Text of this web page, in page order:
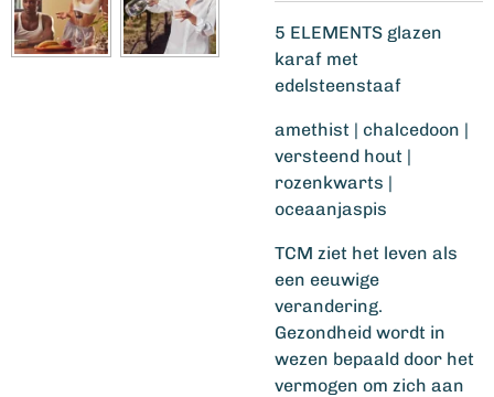
5 ELEMENTS glazen
karaf met
edelsteenstaaf
amethist | chalcedoon |
versteend hout |
rozenkwarts |
oceaanjaspis
TCM ziet het leven als
een eeuwige
verandering.
Gezondheid wordt in
wezen bepaald door het
vermogen om zich aan